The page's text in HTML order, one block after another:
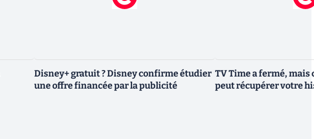
Disney+ gratuit ? Disney confirme étudier
une offre financée par la publicité
TV Time a fermé,
peut récupérer votre